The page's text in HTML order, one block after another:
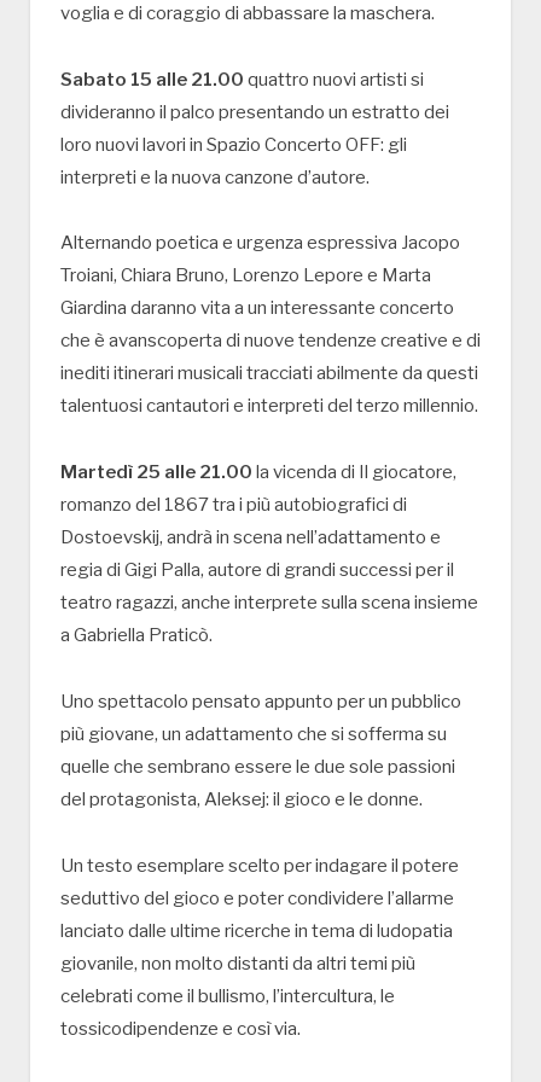
voglia e di coraggio di abbassare la maschera.
Sabato 15 alle 21.00 quattro nuovi artisti si
divideranno il palco presentando un estratto dei
loro nuovi lavori in Spazio Concerto OFF: gli
interpreti e la nuova canzone d’autore.
Alternando poetica e urgenza espressiva Jacopo
Troiani, Chiara Bruno, Lorenzo Lepore e Marta
Giardina daranno vita a un interessante concerto
che è avanscoperta di nuove tendenze creative e di
inediti itinerari musicali tracciati abilmente da questi
talentuosi cantautori e interpreti del terzo millennio.
Martedì 25 alle 21.00 la vicenda di Il giocatore,
romanzo del 1867 tra i più autobiografici di
Dostoevskij, andrà in scena nell’adattamento e
regia di Gigi Palla, autore di grandi successi per il
teatro ragazzi, anche interprete sulla scena insieme
a Gabriella Praticò.
Uno spettacolo pensato appunto per un pubblico
più giovane, un adattamento che si sofferma su
quelle che sembrano essere le due sole passioni
del protagonista, Aleksej: il gioco e le donne.
Un testo esemplare scelto per indagare il potere
seduttivo del gioco e poter condividere l’allarme
lanciato dalle ultime ricerche in tema di ludopatia
giovanile, non molto distanti da altri temi più
celebrati come il bullismo, l’intercultura, le
tossicodipendenze e così via.